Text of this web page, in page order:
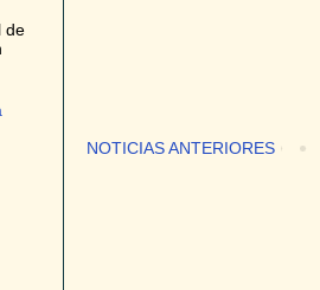
NOTICIAS ANTERIORES
de